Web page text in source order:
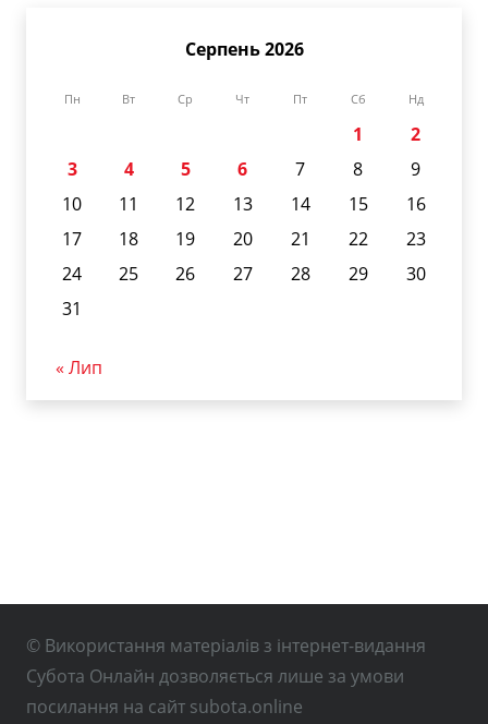
Серпень 2026
Пн Вт Ср Чт Пт Сб Нд
1
2
3
4 5 6 7 8
9
10
11 12 13 14 15
16
17
18 19 20 21 22
23
24
25 26 27 28 29
30
31
« Лип
© Використання матеріалів з інтернет-видання
Субота Онлайн дозволяється лише за умови
посилання на сайт subota.online